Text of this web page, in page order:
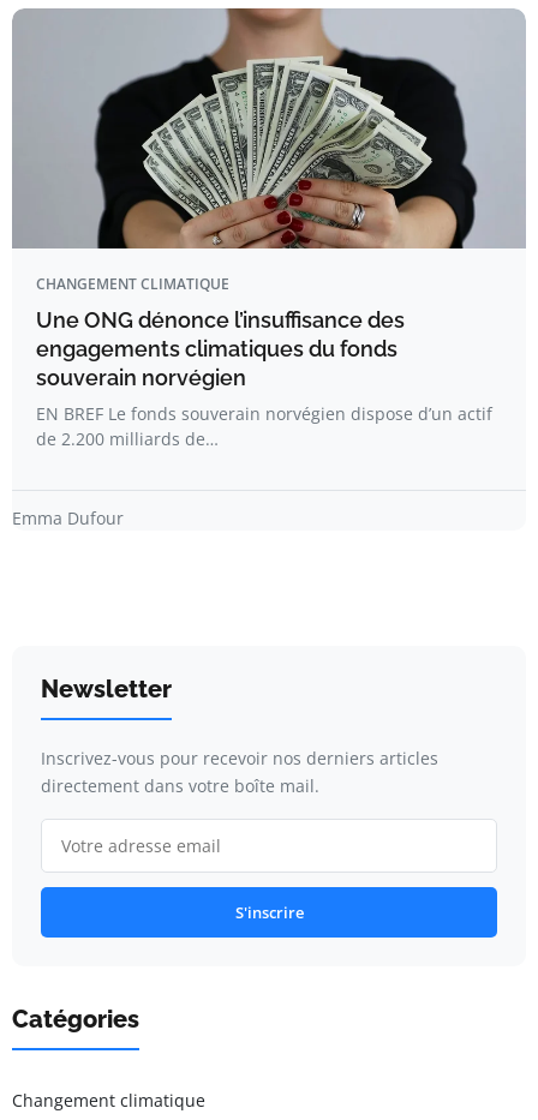
CHANGEMENT CLIMATIQUE
Une ONG dénonce l’insuffisance des
engagements climatiques du fonds
souverain norvégien
EN BREF Le fonds souverain norvégien dispose d’un actif
de 2.200 milliards de…
Emma Dufour
Newsletter
Inscrivez-vous pour recevoir nos derniers articles
directement dans votre boîte mail.
S'inscrire
Catégories
Changement climatique